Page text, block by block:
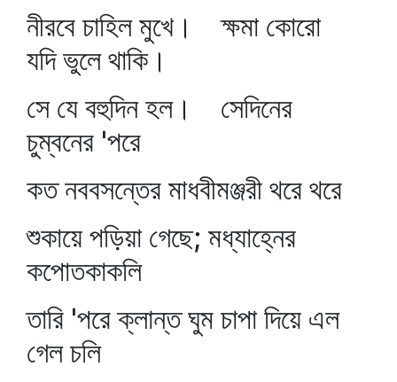
নীরবে চাহিল মুখে। ক্ষমা কোরো
যদি ভুলে থাকি।
সে যে বহুদিন হল। সেদিনের
চুম্বনের 'পরে
কত নববসন্তের মাধবীমঞ্জরী থরে থরে
শুকায়ে পড়িয়া গেছে; মধ্যাহ্নের
কপোতকাকলি
তারি 'পরে ক্লান্ত ঘুম চাপা দিয়ে এল
গেল চলি